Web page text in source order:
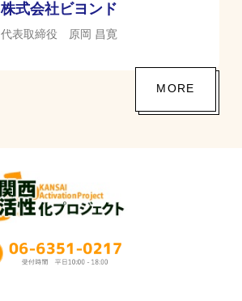
株式会社ビヨンド
代表取締役 原岡 昌寛
MORE